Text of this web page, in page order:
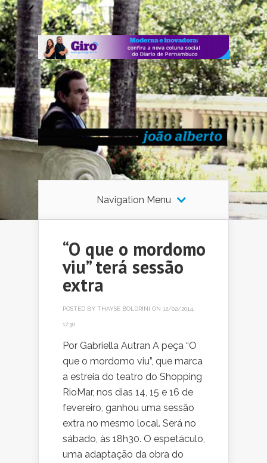
Navigation Menu
“O que o mordomo
viu” terá sessão
extra
POSTED BY THAYSE BOLDRINI ON 12/02/2014,
17:30
Por Gabriella Autran A peça “O
que o mordomo viu”, que marca
a estreia do teatro do Shopping
RioMar, nos dias 14, 15 e 16 de
fevereiro, ganhou uma sessão
extra no mesmo local. Será no
sábado, às 18h30. O espetáculo,
uma adaptação da obra do